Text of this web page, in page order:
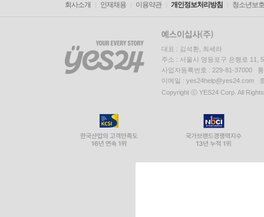
회사소개 인재채용 이용약관 개인정보처리방침 청소년보
대표 : 김석환, 최세라
주소 : 서울시 영등포구 은행로 11,
사업자등록번호 : 229-81-37000
이메일 : yes24help@yes24.com
Copyright ⓒ YES24 Corp. All